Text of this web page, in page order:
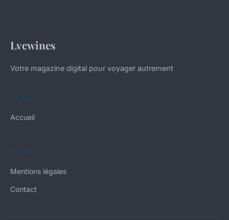
Lvcwines
Votre magazine digital pour voyager autrement
LIENS
Accueil
LÉGAL
Mentions légales
Contact